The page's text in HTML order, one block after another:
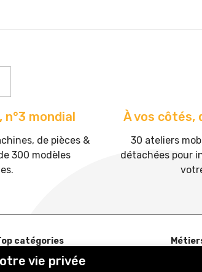
mondial
de pièces &
300 modèles
À vos côtés,
30 ateliers
détachées pour
vie privée
catégories